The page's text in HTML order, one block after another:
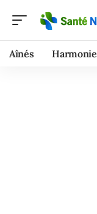
Aînés Harmonie